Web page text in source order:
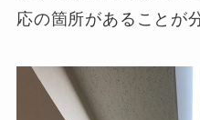
応の箇所があることが